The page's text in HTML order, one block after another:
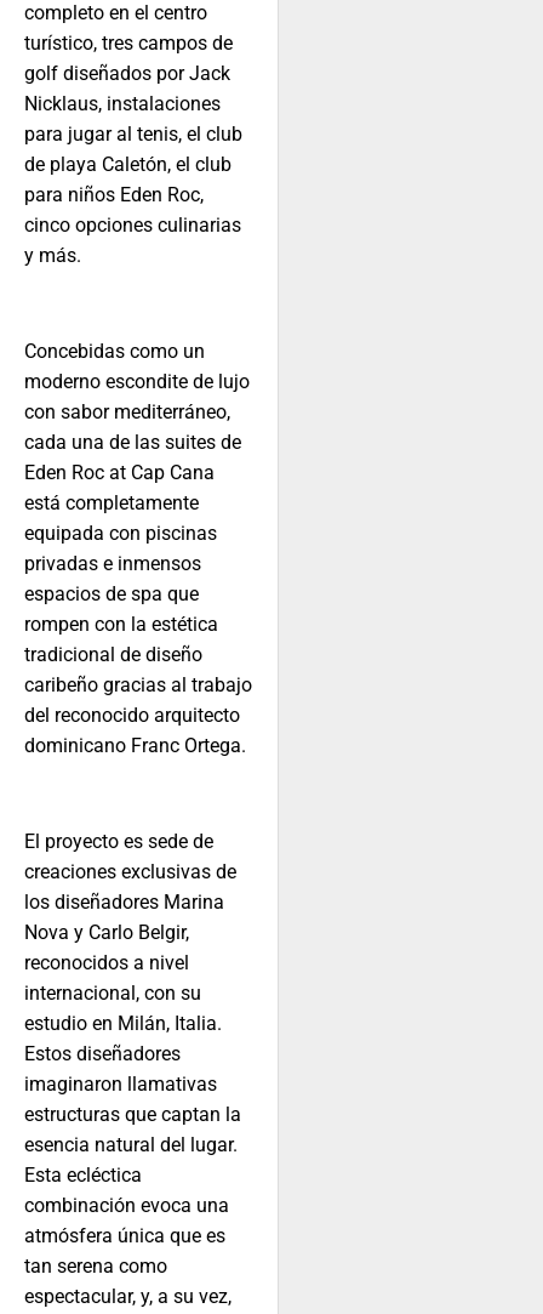
completo en el centro
turístico, tres campos de
golf diseñados por Jack
Nicklaus, instalaciones
para jugar al tenis, el club
de playa Caletón, el club
para niños Eden Roc,
cinco opciones culinarias
y más.
Concebidas como un
moderno escondite de lujo
con sabor mediterráneo,
cada una de las suites de
Eden Roc at Cap Cana
está completamente
equipada con piscinas
privadas e inmensos
espacios de spa que
rompen con la estética
tradicional de diseño
caribeño gracias al trabajo
del reconocido arquitecto
dominicano Franc Ortega.
El proyecto es sede de
creaciones exclusivas de
los diseñadores Marina
Nova y Carlo Belgir,
reconocidos a nivel
internacional, con su
estudio en Milán, Italia.
Estos diseñadores
imaginaron llamativas
estructuras que captan la
esencia natural del lugar.
Esta ecléctica
combinación evoca una
atmósfera única que es
tan serena como
espectacular, y, a su vez,